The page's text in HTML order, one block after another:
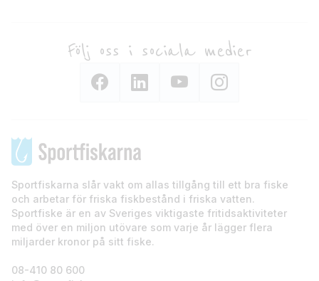
Följ oss i sociala medier
Sportfiskarna slår vakt om allas tillgång till ett bra fiske
och arbetar för friska fiskbestånd i friska vatten.
Sportfiske är en av Sveriges viktigaste fritidsaktiviteter
med över en miljon utövare som varje år lägger flera
miljarder kronor på sitt fiske.
08-410 80 600